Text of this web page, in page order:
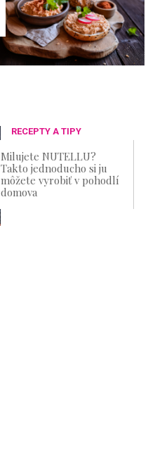
RECEPTY A TIPY
Milujete NUTELLU?
Takto jednoducho si ju
môžete vyrobiť v pohodlí
domova